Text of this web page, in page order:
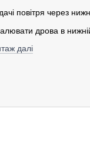
повітря через
дрова в
далі